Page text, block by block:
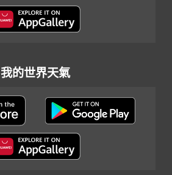
我的世界天氣